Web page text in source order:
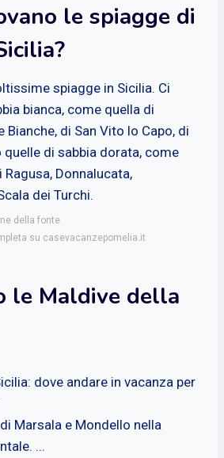
le spiagge di
spiagge in Sicilia. Ci
bianca, come quella di
Bianche, di San Vito lo Capo, di
quelle di sabbia dorata, come
Donnalucata,
dei Turchi.
della fonte
su casevacanzepomelia.it
le Maldive della
dove andare in vacanza per
Marsala e Mondello nella
...